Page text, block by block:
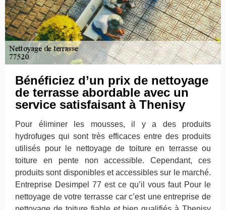
Bénéficiez d’un prix de nettoyage
de terrasse abordable avec un
service satisfaisant à Thenisy
Pour éliminer les mousses, il y a des produits
hydrofuges qui sont très efficaces entre des produits
utilisés pour le nettoyage de toiture en terrasse ou
toiture en pente non accessible. Cependant, ces
produits sont disponibles et accessibles sur le marché.
Entreprise Desimpel 77 est ce qu’il vous faut Pour le
nettoyage de votre terrasse car c’est une entreprise de